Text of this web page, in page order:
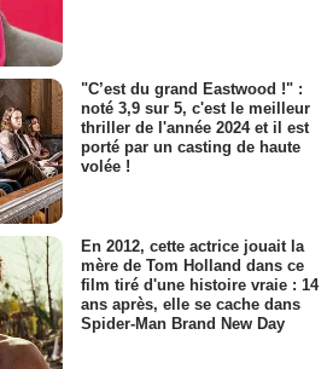
"C’est du grand Eastwood !" :
noté 3,9 sur 5, c'est le meilleur
thriller de l'année 2024 et il est
porté par un casting de haute
volée !
En 2012, cette actrice jouait la
mère de Tom Holland dans ce
film tiré d'une histoire vraie : 14
ans après, elle se cache dans
Spider-Man Brand New Day